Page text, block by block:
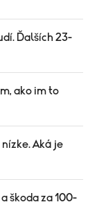
Ďalších 23-
ako im to
Aká je
škoda za 100-